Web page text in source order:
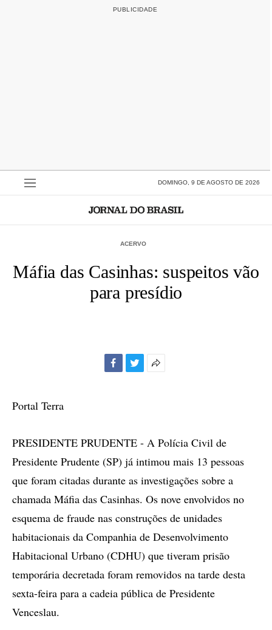
DOMINGO, 9 DE AGOSTO DE 2026
ACERVO
Máfia das Casinhas: suspeitos vão
para presídio
Portal Terra
PRESIDENTE PRUDENTE - A Polícia Civil de
Presidente Prudente (SP) já intimou mais 13 pessoas
que foram citadas durante as investigações sobre a
chamada Máfia das Casinhas. Os nove envolvidos no
esquema de fraude nas construções de unidades
habitacionais da Companhia de Desenvolvimento
Habitacional Urbano (CDHU) que tiveram prisão
temporária decretada foram removidos na tarde desta
sexta-feira para a cadeia pública de Presidente
Venceslau.